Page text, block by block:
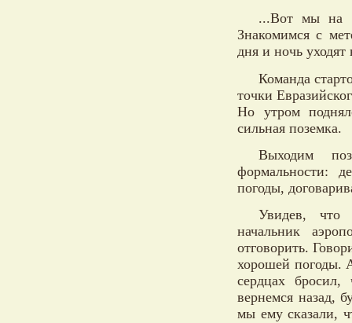
...Вот мы на
Знакомимся с
дня и ночь уходят
Команда
точки
Но утром
сильная поземка.
Выходим
формальности:
погоды,
Увидев, что
начальник
отговорить.
хорошей погоды.
сердцах
вернемся назад,
мы ему сказали,